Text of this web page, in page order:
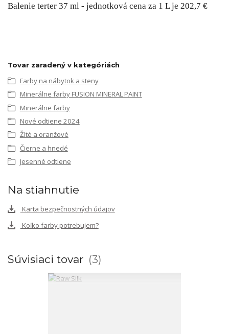
Balenie terter 37 ml - jednotková cena za 1 L je 202,7 €
Tovar zaradený v kategóriách
Farby na nábytok a steny
Minerálne farby FUSION MINERAL PAINT
Minerálne farby
Nové odtiene 2024
Žlté a oranžové
Čierne a hnedé
Jesenné odtiene
Na stiahnutie
Karta bezpečnostných údajov
Koľko farby potrebujem?
Súvisiaci tovar 3